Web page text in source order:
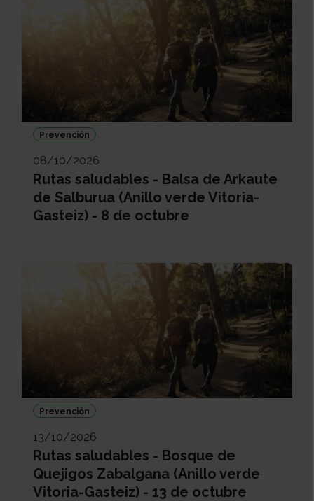
Prevención
08/10/2026
Rutas saludables - Balsa de Arkaute
de Salburua (Anillo verde Vitoria-
Gasteiz) - 8 de octubre
Prevención
13/10/2026
Rutas saludables - Bosque de
Quejigos Zabalgana (Anillo verde
Vitoria-Gasteiz) - 13 de octubre